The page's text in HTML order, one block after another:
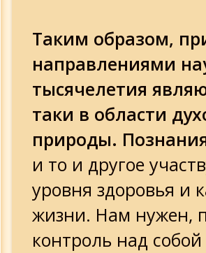
Таким образом,
направлениями
тысячелетия
таки в области
природы.
и то и другое
уровня здоровья и
жизни. Нам нужен,
контроль над